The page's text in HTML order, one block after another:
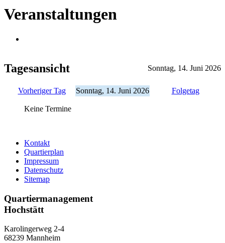
Veranstaltungen
Tagesansicht Sonntag, 14. Juni 2026
Vorheriger Tag Sonntag, 14. Juni 2026 Folgetag
Keine Termine
Kontakt
Quartierplan
Impressum
Datenschutz
Sitemap
Quartiermanagement
Hochstätt
Karolingerweg 2-4
68239 Mannheim